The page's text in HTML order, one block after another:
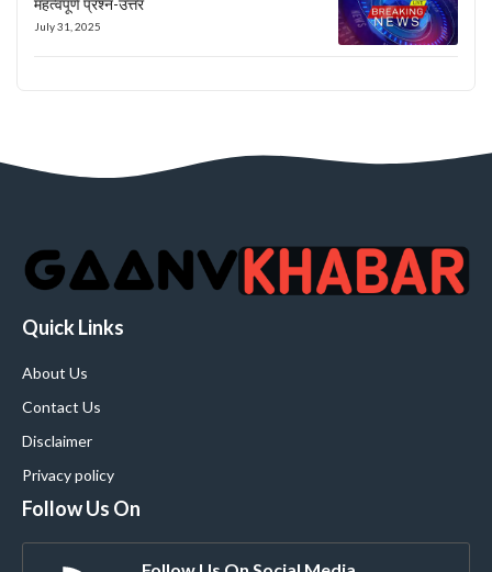
July 31, 2025
Quick Links
About Us
Contact Us
Disclaimer
Privacy policy
Follow Us On